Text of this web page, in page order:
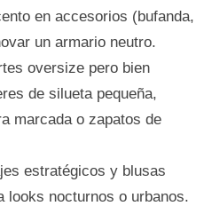
en accesorios (bufanda,
un armario neutro.
oversize pero bien
de silueta pequeña,
marcada o zapatos de
estratégicos y blusas
looks nocturnos o urbanos.